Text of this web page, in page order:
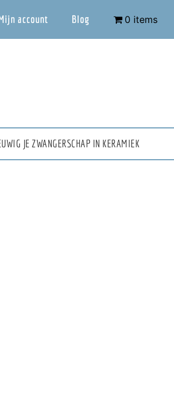
account Blog 0 items
JE ZWANGERSCHAP IN KERAMIEK